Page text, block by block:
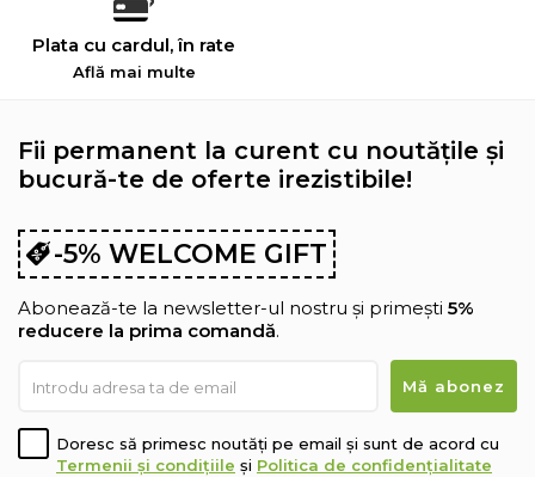
Plata cu cardul, în rate
Află mai multe
Fii permanent la curent cu noutățile și
bucură-te de oferte irezistibile!
-5% WELCOME GIFT
Abonează-te la newsletter-ul nostru și primești 5%
reducere la prima comandă.
Doresc să primesc noutăți pe email și sunt de acord cu
Termenii și condițiile și Politica de confidențialitate